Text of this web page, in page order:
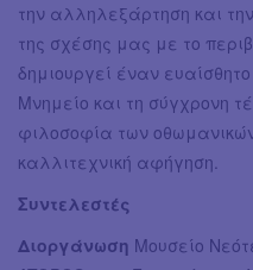
την αλληλεξάρτηση και
της σχέσης μας με το
δημιουργεί έναν
Μνημείο και τη σύγχρονη
φιλοσοφία των
καλλιτεχνική αφήγηση.
Συντελεστές
Διοργάνωση Μουσείο